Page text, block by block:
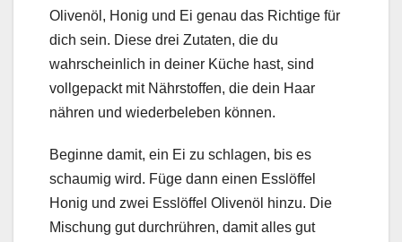
Olivenöl, Honig und Ei genau das Richtige für
dich sein. Diese drei Zutaten, die du
wahrscheinlich in deiner Küche hast, sind
vollgepackt mit Nährstoffen, die dein Haar
nähren und wiederbeleben können.
Beginne damit, ein Ei zu schlagen, bis es
schaumig wird. Füge dann einen Esslöffel
Honig und zwei Esslöffel Olivenöl hinzu. Die
Mischung gut durchrühren, damit alles gut